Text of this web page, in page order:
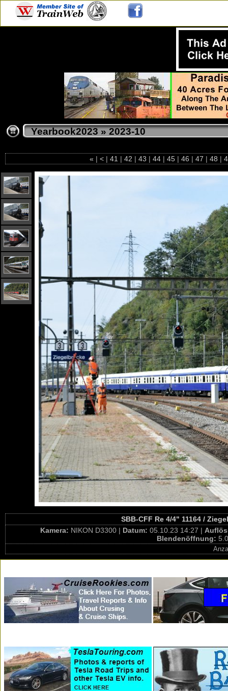
Yearbook2023»2023-10
« | < | 41 | 42 | 43 | 44 | 45 | 46 | 47 | 48 |
SBB-CFF Re 4/4" 11164 /
Kamera: NIKON D3300 | Datum: 05.10.23 14:27 |
Blendenöffnung: